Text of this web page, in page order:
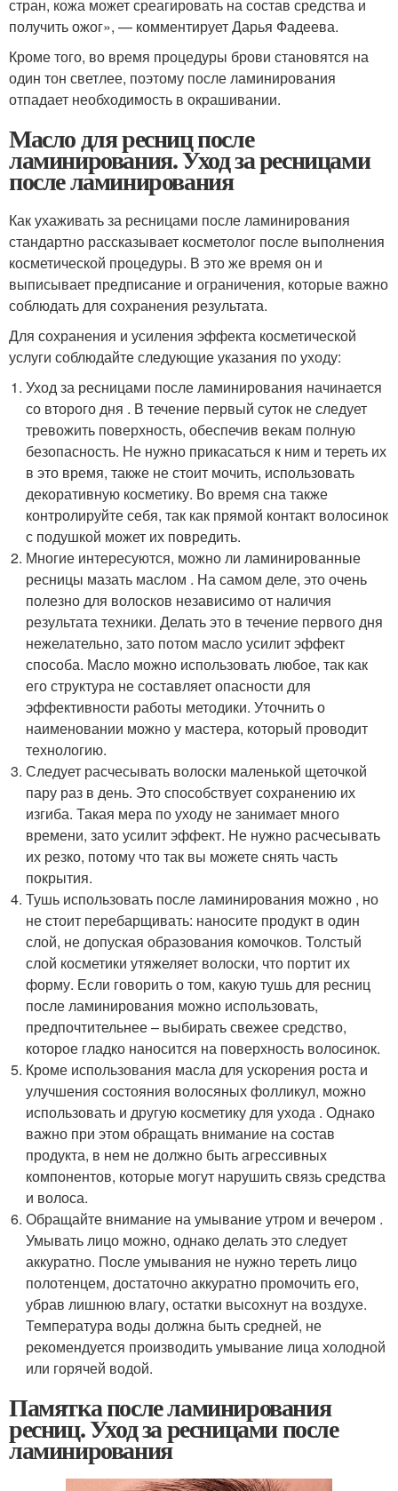
стран, кожа может среагировать на состав средства и
получить ожог», — комментирует Дарья Фадеева.
Кроме того, во время процедуры брови становятся на
один тон светлее, поэтому после ламинирования
отпадает необходимость в окрашивании.
Масло для ресниц после
ламинирования. Уход за ресницами
после ламинирования
Как ухаживать за ресницами после ламинирования
стандартно рассказывает косметолог после выполнения
косметической процедуры. В это же время он и
выписывает предписание и ограничения, которые важно
соблюдать для сохранения результата.
Для сохранения и усиления эффекта косметической
услуги соблюдайте следующие указания по уходу:
Уход за ресницами после ламинирования начинается
со второго дня . В течение первый суток не следует
тревожить поверхность, обеспечив векам полную
безопасность. Не нужно прикасаться к ним и тереть их
в это время, также не стоит мочить, использовать
декоративную косметику. Во время сна также
контролируйте себя, так как прямой контакт волосинок
с подушкой может их повредить.
Многие интересуются, можно ли ламинированные
ресницы мазать маслом . На самом деле, это очень
полезно для волосков независимо от наличия
результата техники. Делать это в течение первого дня
нежелательно, зато потом масло усилит эффект
способа. Масло можно использовать любое, так как
его структура не составляет опасности для
эффективности работы методики. Уточнить о
наименовании можно у мастера, который проводит
технологию.
Следует расчесывать волоски маленькой щеточкой
пару раз в день. Это способствует сохранению их
изгиба. Такая мера по уходу не занимает много
времени, зато усилит эффект. Не нужно расчесывать
их резко, потому что так вы можете снять часть
покрытия.
Тушь использовать после ламинирования можно , но
не стоит перебарщивать: наносите продукт в один
слой, не допуская образования комочков. Толстый
слой косметики утяжеляет волоски, что портит их
форму. Если говорить о том, какую тушь для ресниц
после ламинирования можно использовать,
предпочтительнее – выбирать свежее средство,
которое гладко наносится на поверхность волосинок.
Кроме использования масла для ускорения роста и
улучшения состояния волосяных фолликул, можно
использовать и другую косметику для ухода . Однако
важно при этом обращать внимание на состав
продукта, в нем не должно быть агрессивных
компонентов, которые могут нарушить связь средства
и волоса.
Обращайте внимание на умывание утром и вечером .
Умывать лицо можно, однако делать это следует
аккуратно. После умывания не нужно тереть лицо
полотенцем, достаточно аккуратно промочить его,
убрав лишнюю влагу, остатки высохнут на воздухе.
Температура воды должна быть средней, не
рекомендуется производить умывание лица холодной
или горячей водой.
Памятка после ламинирования
ресниц. Уход за ресницами после
ламинирования